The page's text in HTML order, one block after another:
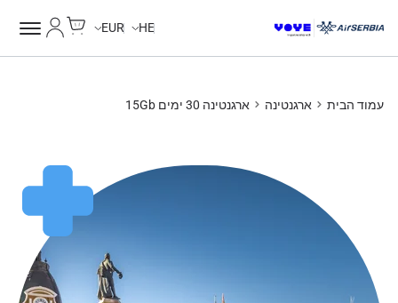
HE
EUR
עמוד הבית ארגנטינה ארגנטינה 30 ימים 15Gb